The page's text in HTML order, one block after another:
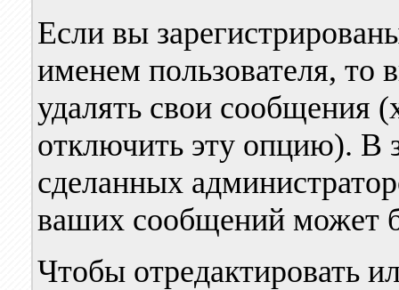
Если вы
именем пользователя, то
удалять свои сообщения
отключить эту опцию). В
сделанных
ваших сообщений может
Чтобы отредактировать